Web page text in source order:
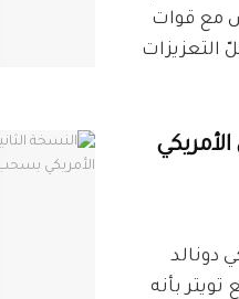
مع قوات
التعزيزات
دونالد
بأنه